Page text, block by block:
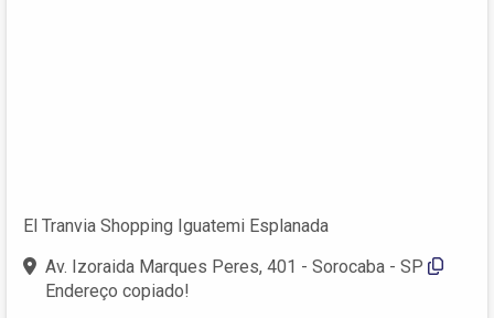
El Tranvia Shopping Iguatemi Esplanada
Av. Izoraida Marques Peres, 401 - Sorocaba - SP
Endereço copiado!